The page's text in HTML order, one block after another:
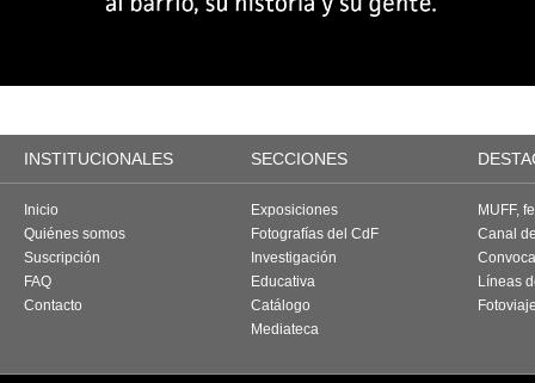
INSTITUCIONALES SECCIONES
Inicio
Quiénes somos
Suscripción
FAQ
Contacto
Exposiciones
Fotografías del CdF
Investigación
Educativa
Catálogo
Mediateca
MUFF,
Canal
Líneas